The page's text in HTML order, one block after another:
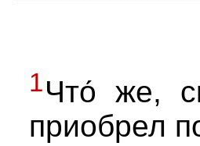
1Что́ же,
приобрел